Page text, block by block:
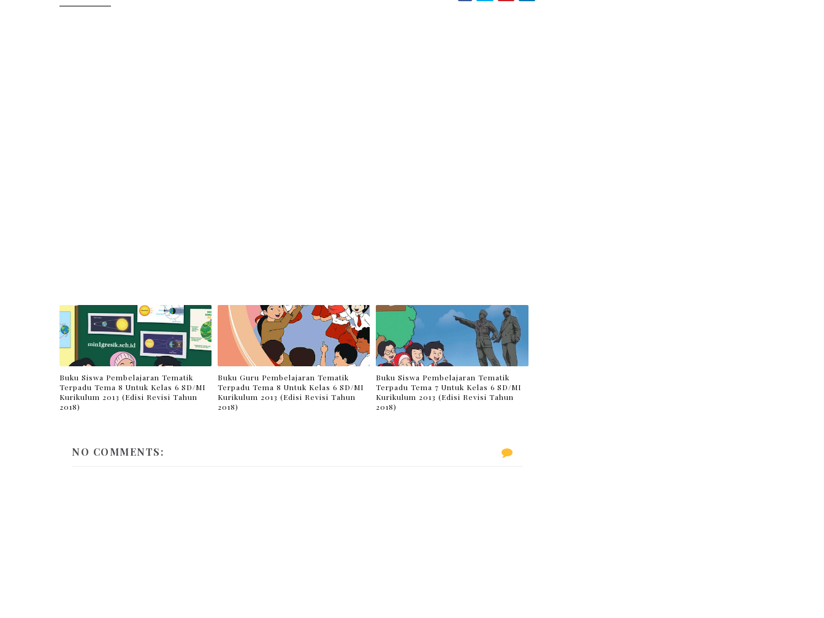
Buku Siswa Pembelajaran Tematik
Terpadu Tema 8 Untuk Kelas 6 SD/MI
Kurikulum 2013 (Edisi Revisi Tahun
2018)
Buku Guru Pembelajaran Tematik
Terpadu Tema 8 Untuk Kelas 6 SD/MI
Kurikulum 2013 (Edisi Revisi Tahun
2018)
Buku Siswa Pembelajaran Tematik
Terpadu Tema 7 Untuk Kelas 6 SD/MI
Kurikulum 2013 (Edisi Revisi Tahun
2018)
NO COMMENTS: